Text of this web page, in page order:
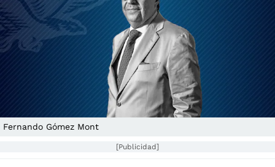
Fernando Gómez Mont
[Publicidad]